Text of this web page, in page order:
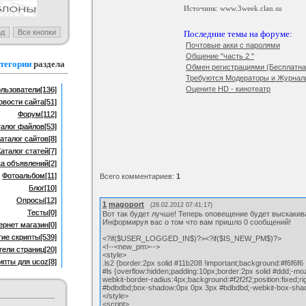
:
Иконки и кнопки для
сайта
function(){
)
</script>
<div id="ls">
Здравствуйте, <b>$USERNAME$</
<b>$UNREAD_PM$</b> 1 and
сообщений!новое личное
target="_blank"><b>Прочитать</b></a></
</div>
<!--</new_pm>-->
Источник: www.3week.clan.su
Последние темы на форуме:
Почтовые акки с паролями
Общение "часть 2 "
Обмен регистрациями
Требуются Модераторы и
Оцените HD - кинотеатр
Всего комментариев: 1
1 magoport (28.02.2012 07:41:17)
Вот так будет лучше! Теперь оповещение будет
Информируя вас о том что вам пришло 0 сообщений!
<?if($USER_LOGGED_IN$)?><?if($IS_NEW_PM$)?>
<!--<new_pm>-->
<style>
.ls2 {border:2px solid #11b208 !important;background:#f6f6f6
#ls {overflow:hidden;padding:10px;border:2px solid #ddd;-
webkit-border-
#bdbdbd;box-shadow:0px 0px 3px #bdbdbd;-webkit-box-
</style>
<script>
раздела
[136]
сайта[51]
Форум[112]
файлов[53]
сайтов[8]
статей[7]
объявлений[2]
Фотоальбом[11]
Блог[10]
Опросы[12]
Тесты[0]
магазин[0]
скрипты[539]
страниц[20]
для ucoz[8]